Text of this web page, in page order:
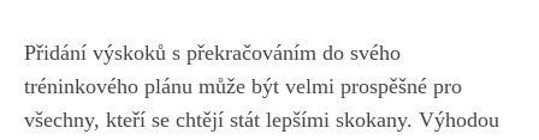
Přidání výskoků ⁢s překračováním ‌do⁢ svého
tréninkového plánu může být ⁣velmi prospěšné pro
všechny, ⁤kteří se chtějí stát lepšími⁢ skokany. Výhodou